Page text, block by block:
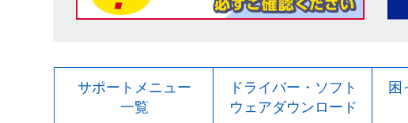
サポートメニュー
一覧
ドライバー・ソフト
ウェアダウンロード
困